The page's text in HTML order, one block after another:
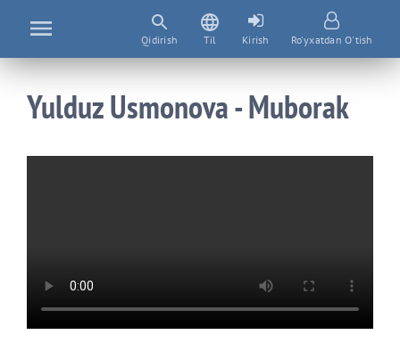
Qidirish Til Kirish Ro'yxatdan O'tish
Yulduz Usmonova - Muborak